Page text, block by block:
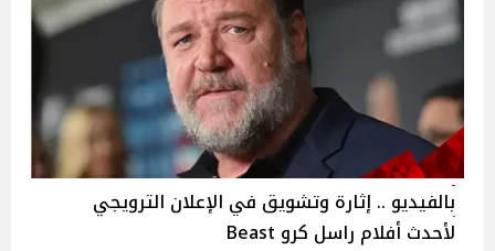
بالفيديو .. إثارة وتشويق في الإعلان الترويجي
لأحدث أفلام راسل كرو Beast